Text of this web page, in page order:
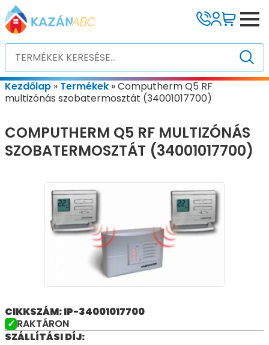
Kezdőlap » Termékek »Computherm Q5 RF
multizónás szobatermosztát (34001017700)
COMPUTHERM Q5 RF MULTIZÓNÁS
SZOBATERMOSZTÁT (34001017700)
CIKKSZÁM: IP-34001017700
RAKTÁRON
SZÁLLÍTÁSI DÍJ: